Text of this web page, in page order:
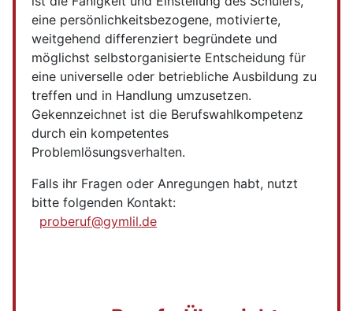
eine persönlichkeitsbezogene, motivierte,
weitgehend differenziert begründete und
möglichst selbstorganisierte Entscheidung für
eine universelle oder betriebliche Ausbildung zu
treffen und in Handlung umzusetzen.
Gekennzeichnet ist die Berufswahlkompetenz
durch ein kompetentes
Problemlösungsverhalten.
Falls ihr Fragen oder Anregungen habt, nutzt
bitte folgenden Kontakt:
proberuf@gymlil.de